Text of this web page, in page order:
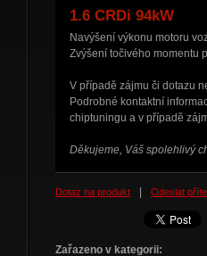
1.6 CRDi 94kW
Navýšení výkonu motoru
Zvýšení točivého momentu
V případě zájmu či dotazu
Podrobné kontaktní
chiptuningu a v případě
Děkujeme, Váš spolehlivý
Dotaz na produkt Odeslat
Zařazeno v kategorii: